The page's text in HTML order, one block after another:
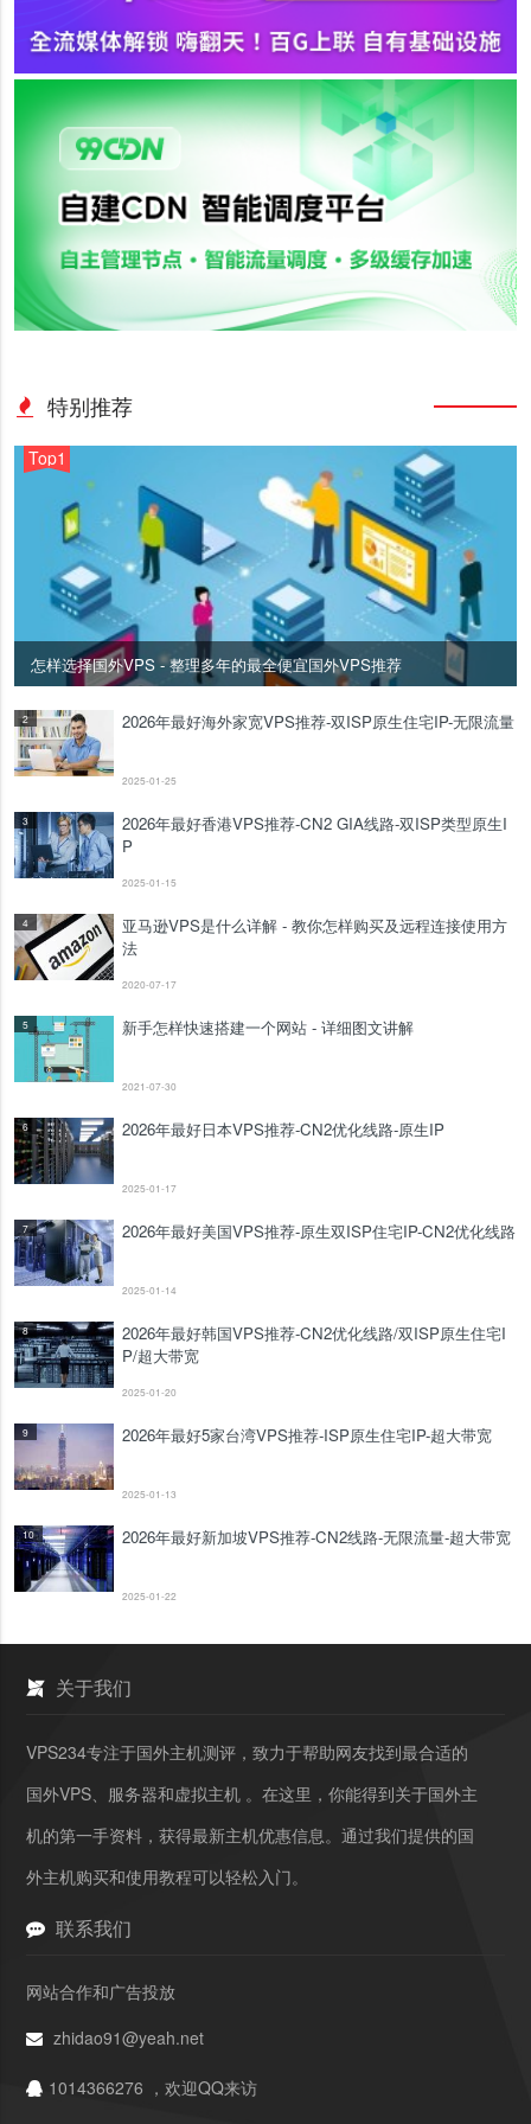
特别推荐
Top1
怎样选择国外VPS - 整理多年的最全便宜国外VPS推荐
2 2026年最好海外家宽VPS推荐-双ISP原生住宅IP-无限流量
2025-01-25
3
2026年最好香港VPS推荐-CN2 GIA线路-双ISP类型原生I
P
2025-01-15
4
亚马逊VPS是什么详解 - 教你怎样购买及远程连接使用方
法
2020-07-17
5 新手怎样快速搭建一个网站 - 详细图文讲解
2021-07-30
6 2026年最好日本VPS推荐-CN2优化线路-原生IP
2025-01-17
7 2026年最好美国VPS推荐-原生双ISP住宅IP-CN2优化线路
2025-01-14
8
2026年最好韩国VPS推荐-CN2优化线路/双ISP原生住宅I
P/超大带宽
2025-01-20
9 2026年最好5家台湾VPS推荐-ISP原生住宅IP-超大带宽
2025-01-13
10 2026年最好新加坡VPS推荐-CN2线路-无限流量-超大带宽
2025-01-22
关于我们
VPS234专注于国外主机测评，致力于帮助网友找到最合适的
国外VPS、服务器和虚拟主机 。在这里，你能得到关于国外主
机的第一手资料，获得最新主机优惠信息。通过我们提供的国
外主机购买和使用教程可以轻松入门。
联系我们
网站合作和广告投放
zhidao91@yeah.net
1014366276 ，欢迎QQ来访